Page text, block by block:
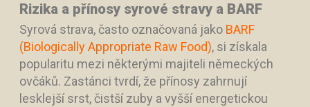
Rizika a přínosy syrové stravy a BARF
Syrová strava, často označovaná jako BARF
(Biologically Appropriate Raw Food), si získala
popularitu mezi některými majiteli německých
ovčáků. Zastánci tvrdí, že přínosy zahrnují
lesklejší srst, čistší zuby a vyšší energetickou